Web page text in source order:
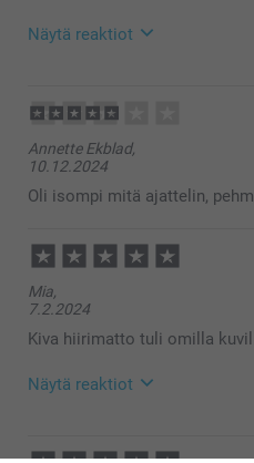
Näytä reaktiot
13:17
Suuret kiitokset
on meille erittäin
hiirimatosta, toivon
🥰
Kirsi @smartphoto
Annette Ekblad,
10.12.2024
Oli isompi mitä ajattelin,
Mia,
7.2.2024
Kiva hiirimatto tuli omilla
Näytä reaktiot